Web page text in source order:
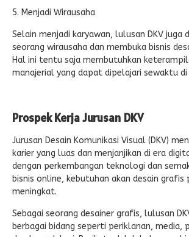
5. Menjadi Wirausaha
Selain menjadi karyawan, lulusan DKV juga
seorang wirausaha dan membuka bisnis
Hal ini tentu saja membutuhkan
manajerial yang dapat dipelajari sewaktu di
Prospek Kerja Jurusan DKV
Jurusan Desain Komunikasi Visual (DKV)
karier yang luas dan menjanjikan di era
dengan perkembangan teknologi dan
bisnis online, kebutuhan akan desain grafis
meningkat.
Sebagai seorang desainer grafis, lulusan
berbagai bidang seperti periklanan, media,